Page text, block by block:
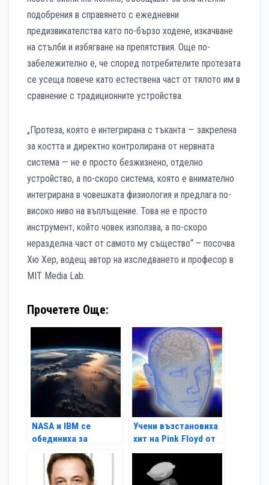
подобрения в справянето с ежедневни
предизвикателства като по-бързо ходене, изкачване
на стълби и избягване на препятствия. Още по-
забележително е, че според потребителите протезата
се усеща повече като естествена част от тялото им в
сравнение с традиционните устройства.
„Протеза, която е интегрирана с тъканта — закрепена
за костта и директно контролирана от нервната
система — не е просто безжизнено, отделно
устройство, а по-скоро система, която е внимателно
интегрирана в човешката физиология и предлага по-
високо ниво на въплъщение. Това не е просто
инструмент, който човек използва, а по-скоро
неразделна част от самото му същество“ – посочва
Хю Хер, водещ автор на изследването и професор в
MIT Media Lab.
Прочетете Още:
NASA и IBM се
обединиха за
създаването на
изкуствен интелект
за климата и Земята
Учени възстановиха
хит на Pink Floyd от
мозъчните вълни на
слушателите